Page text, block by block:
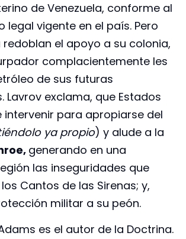
de Venezuela, conforme al
legal vigente en el país. Pero
redoblan el apoyo a su colonia,
complacientemente les
de sus futuras
Lavrov exclama, que Estados
intervenir para apropiarse del
ya propio) y alude a la
generando en una
las inseguridades que
Cantos de las Sirenas; y,
militar a su peón.
es el autor de la Doctrina.